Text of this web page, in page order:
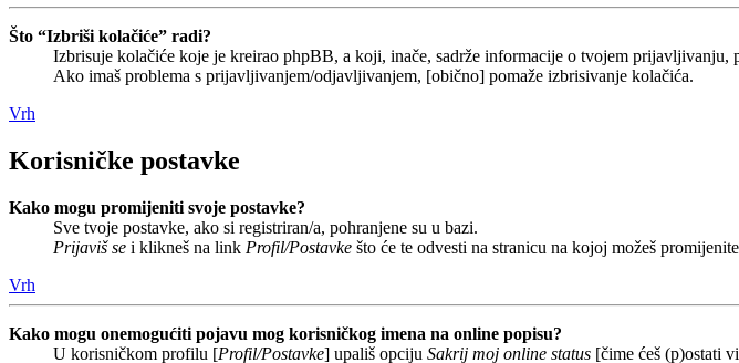
Što “Izbriši kolačiće” radi?
Izbrisuje kolačiće koje je kreirao phpBB, a koji, inače, sadrže informacije o tvojem prijavljivanju,
Ako imaš problema s prijavljivanjem/odjavljivanjem, [obično] pomaže izbrisivanje kolačića.
Vrh
Korisničke postavke
Kako mogu promijeniti svoje postavke?
Sve tvoje postavke, ako si registriran/a, pohranjene su u bazi.
Prijaviš se i klikneš na link Profil/Postavke što će te odvesti na stranicu na kojoj možeš
Vrh
Kako mogu onemogućiti pojavu mog korisničkog imena na online popisu?
U korisničkom profilu [Profil/Postavke] upališ opciju Sakrij moj online status [čime ćeš (p)ostati